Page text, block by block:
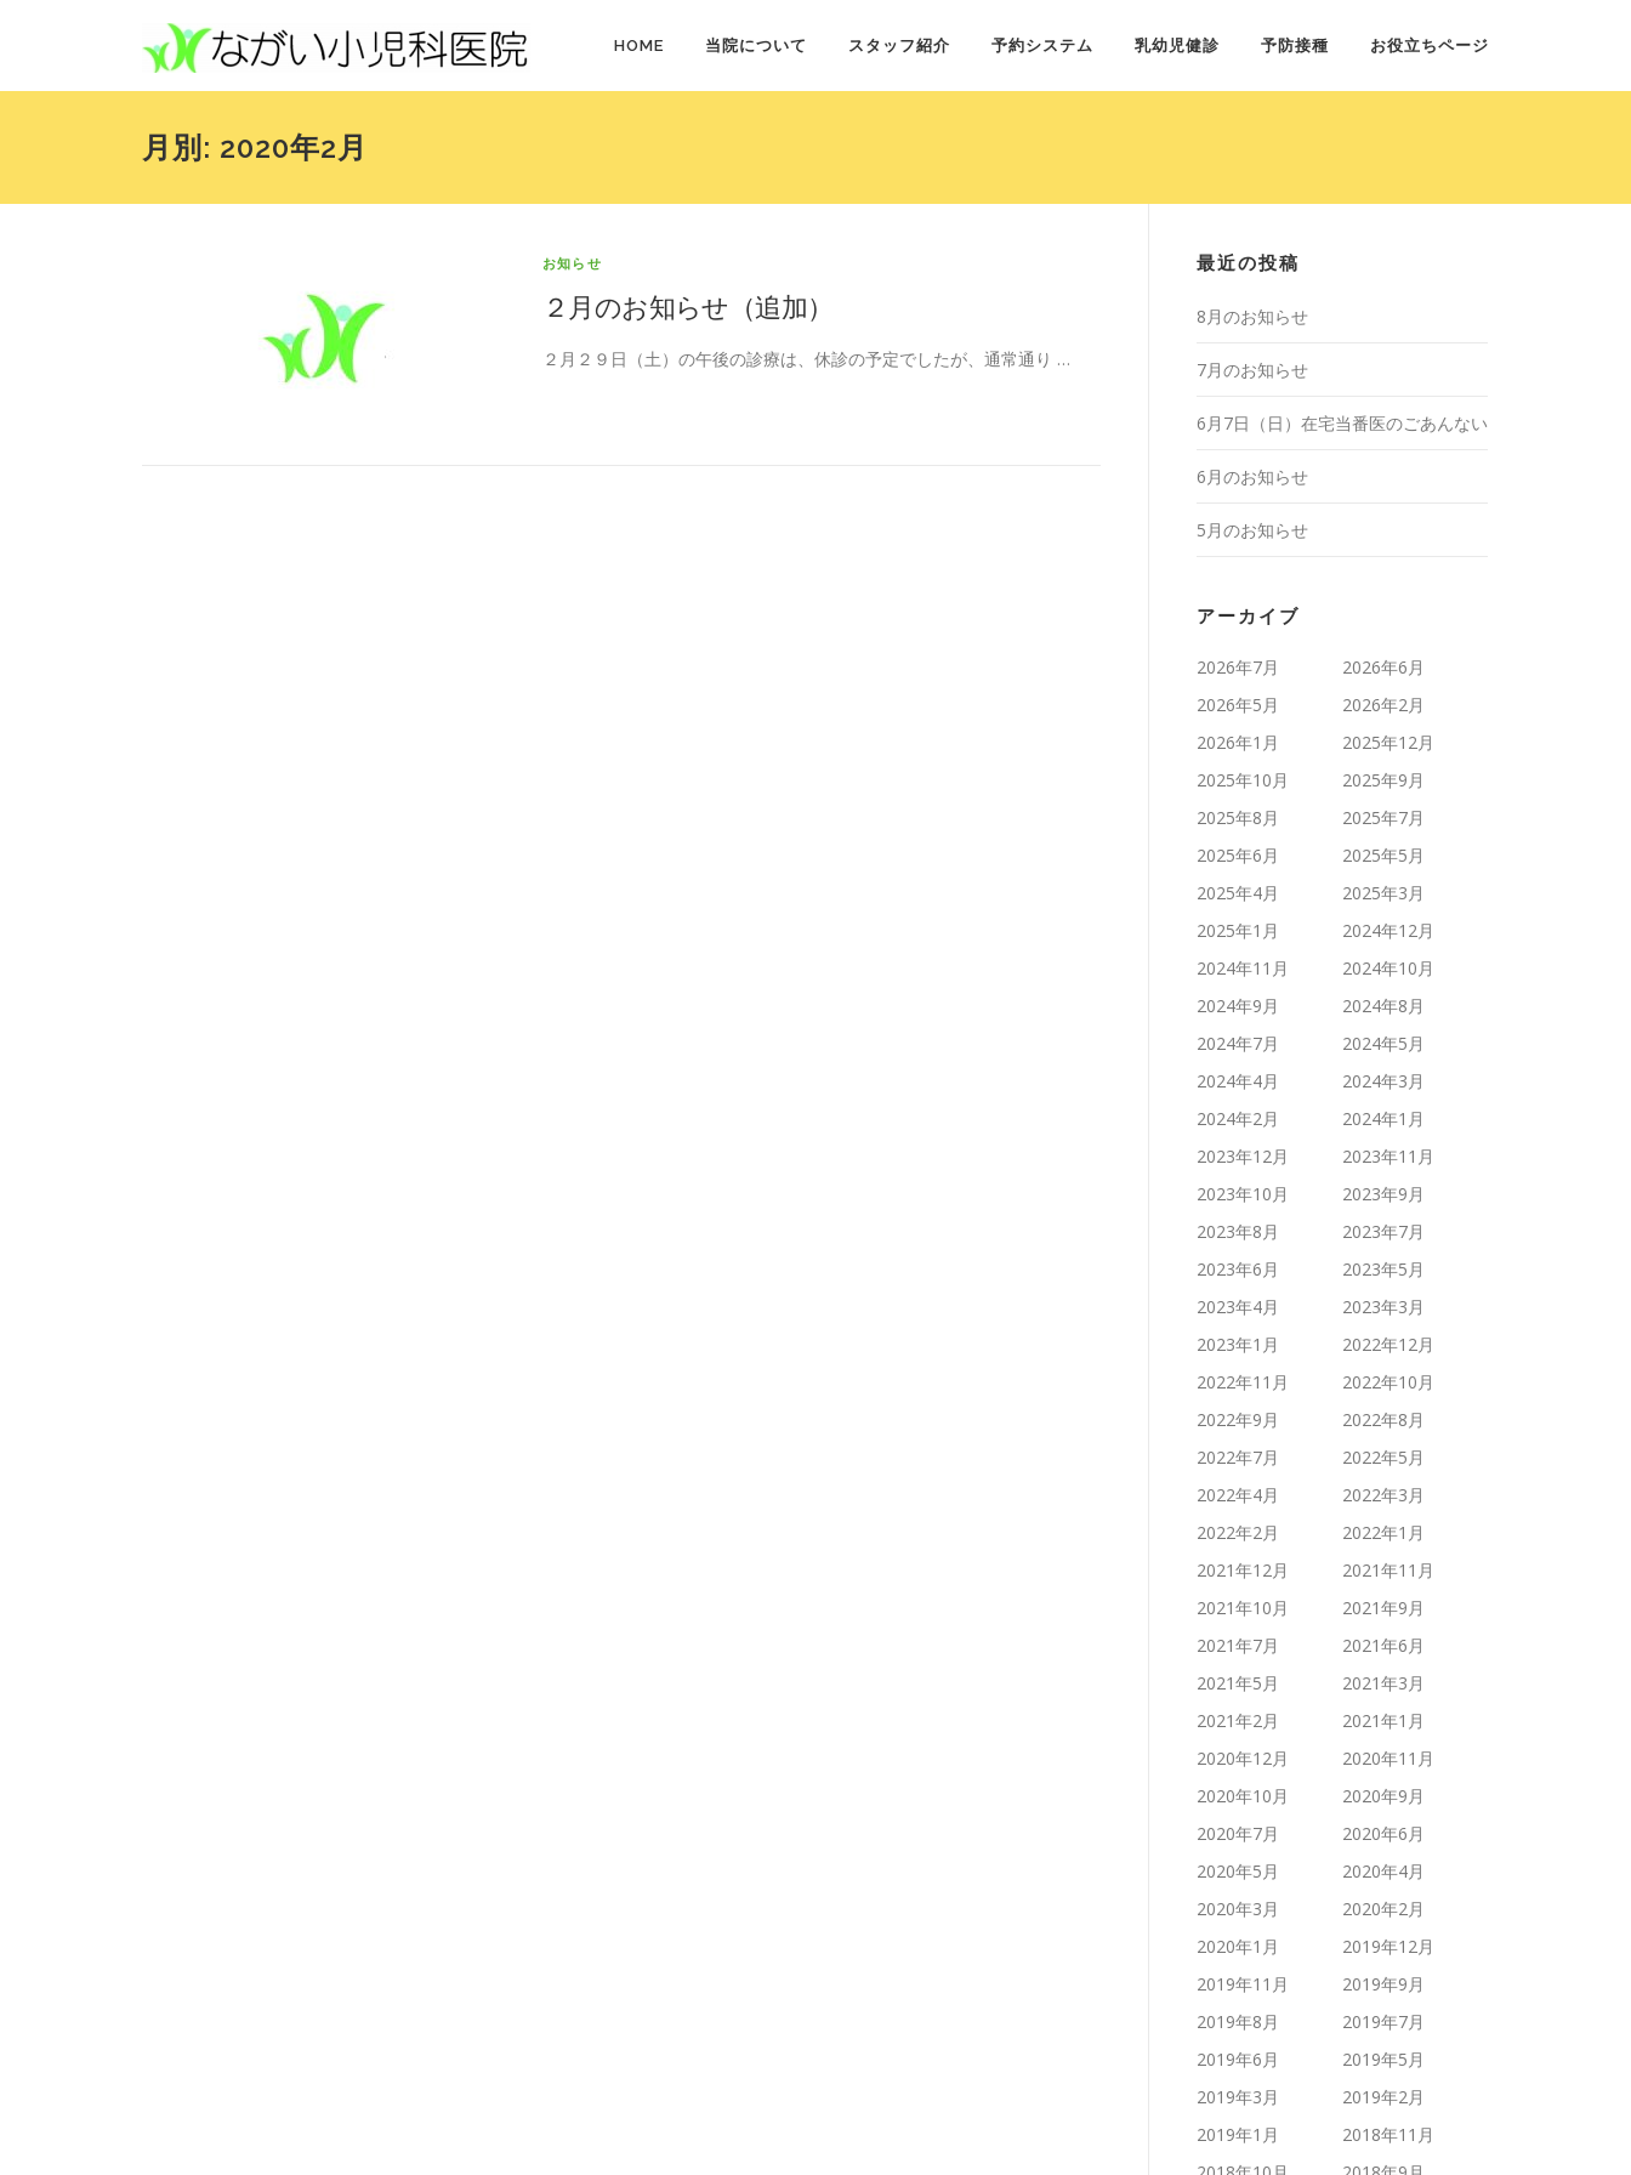
HOME 当院について スタッフ紹介 予約システム 乳幼児健診 予防接種 お役立ちページ
月別: 2020年2月
お知らせ
２月のお知らせ（追加）
２月２９日（土）の午後の診療は、休診の予定でしたが、通常通り …
最近の投稿
8月のお知らせ
7月のお知らせ
6月7日（日）在宅当番医のごあんない
6月のお知らせ
5月のお知らせ
アーカイブ
2026年7月
2026年6月
2026年5月
2026年2月
2026年1月
2025年12月
2025年10月
2025年9月
2025年8月
2025年7月
2025年6月
2025年5月
2025年4月
2025年3月
2025年1月
2024年12月
2024年11月
2024年10月
2024年9月
2024年8月
2024年7月
2024年5月
2024年4月
2024年3月
2024年2月
2024年1月
2023年12月
2023年11月
2023年10月
2023年9月
2023年8月
2023年7月
2023年6月
2023年5月
2023年4月
2023年3月
2023年1月
2022年12月
2022年11月
2022年10月
2022年9月
2022年8月
2022年7月
2022年5月
2022年4月
2022年3月
2022年2月
2022年1月
2021年12月
2021年11月
2021年10月
2021年9月
2021年7月
2021年6月
2021年5月
2021年3月
2021年2月
2021年1月
2020年12月
2020年11月
2020年10月
2020年9月
2020年7月
2020年6月
2020年5月
2020年4月
2020年3月
2020年2月
2020年1月
2019年12月
2019年11月
2019年9月
2019年8月
2019年7月
2019年6月
2019年5月
2019年3月
2019年2月
2019年1月
2018年11月